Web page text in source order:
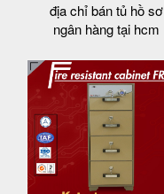
địa chỉ bán tủ hồ sơ
ngân hàng tại hcm